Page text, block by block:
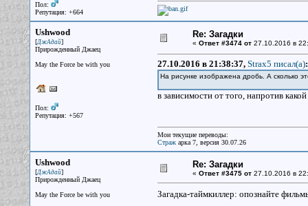
Пол:
Репутация: +664
Ushwood
[ДжАдай]
Прирожденный Джаец
May the Force be with you
Пол:
Репутация: +567
Re: Загадки
« Ответ #3474 от27.10.2016 в
27.10.2016 в 21:38:37, Strax5 писал(a):
На рисунке изображена дробь. А сколько
в зависимости от того, напротив
Мои текущие переводы:
Стражарка 7, версия 30.07.26
Ushwood
[ДжАдай]
Прирожденный Джаец
May the Force be with you
Re: Загадки
« Ответ #3475 от27.10.2016 в
Загадка-таймкиллер: опознайте